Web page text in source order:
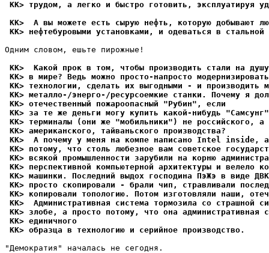
KK> трудом, а легко и быстро готовить, эксплуатируя
KK>  А вы можете есть сырую нефть, которую добывают
KK> нефтебуровыми установками, и одеваться в
Одним словом, ешьте пирожные!
KK>  Какой прок в том, чтобы производить стали на
KK> в мире? Ведь можно просто-напросто
KK> технологии, сделать их выгодными - и производить
KK> металло-/энерго-/ресурсоемкие станки. Почему я
KK> отечественный пожароопасный "Рубин", если
KK> за те же деньги могу купить какой-нибудь
KK> терминалы (они же "мобильники") не российского, а
KK> американского, тайваньского производства?
KK>  А почему у меня на компе написано Intel inside,
KK> потому, что столь любезное вам советское
KK> всякой промышленности зарубили на корню
KK> перспективной компьютерной архитектуры и велело
KK> машинки. Последний выдох господина ПэЖэ в виде
KK> просто скопировали - брали чип, стравливали
KK> копировали топологию. Потом изготовляли наши,
KK>  Административная система тормозила со страшной
KK> злобе, а просто потому, что она административная
KK> единичного
KK> образца в технологию и серийное производство.
"Демократия" началась не сегодня.